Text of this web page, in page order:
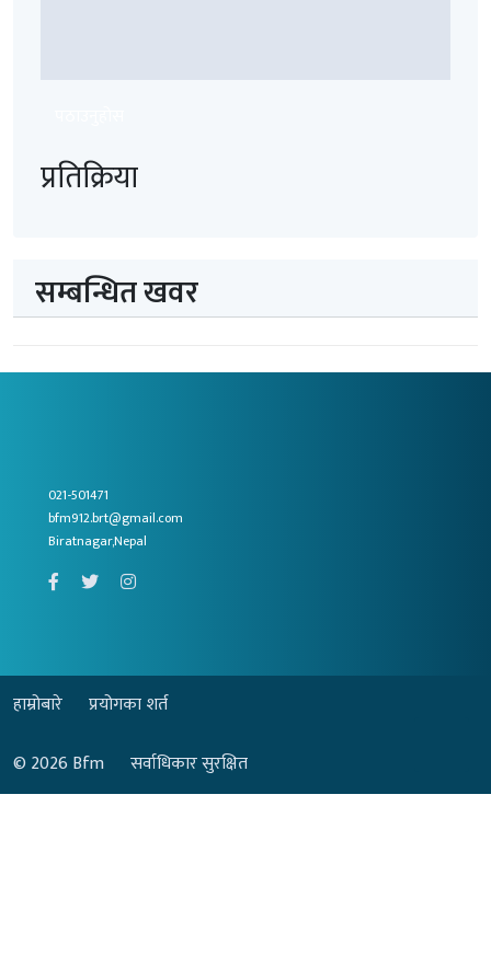
प्रतिक्रिया
सम्बन्धित खवर
021-501471
bfm912.brt@gmail.com
Biratnagar,Nepal
हाम्रोबारे
प्रयोगका शर्त
© 2026Bfm सर्वाधिकार सुरक्षित